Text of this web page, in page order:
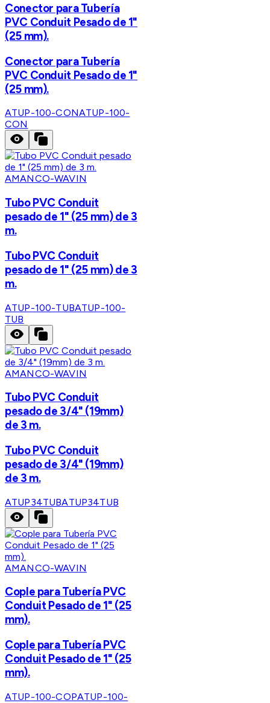
Conector para Tubería
PVC Conduit Pesado de 1"
(25 mm).
Conector para Tubería
PVC Conduit Pesado de 1"
(25 mm).
ATUP-100-CONATUP-100-
CON
AMANCO-WAVIN
Tubo PVC Conduit
pesado de 1" (25 mm) de 3
m.
Tubo PVC Conduit
pesado de 1" (25 mm) de 3
m.
ATUP-100-TUBATUP-100-
TUB
AMANCO-WAVIN
Tubo PVC Conduit
pesado de 3/4" (19mm)
de 3 m.
Tubo PVC Conduit
pesado de 3/4" (19mm)
de 3 m.
ATUP34TUBATUP34TUB
AMANCO-WAVIN
Cople para Tubería PVC
Conduit Pesado de 1" (25
mm).
Cople para Tubería PVC
Conduit Pesado de 1" (25
mm).
ATUP-100-COPATUP-100-